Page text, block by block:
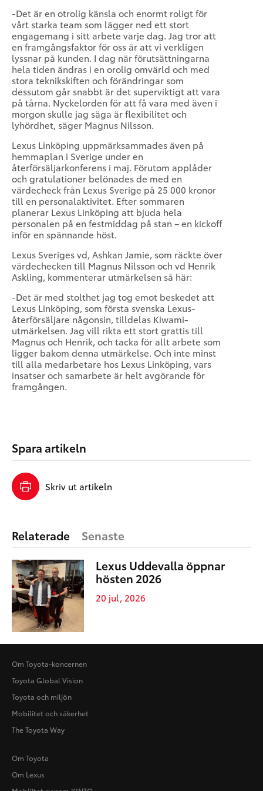
-Det är en otrolig känsla och enormt roligt för
vårt starka team som lägger ned ett stort
engagemang i sitt arbete varje dag. Jag tror att
en framgångsfaktor för oss är att vi verkligen
lyssnar på kunden. I dag när förutsättningarna
hela tiden ändras i en orolig omvärld och med
stora teknikskiften och förändringar som
dessutom går snabbt är det superviktigt att vara
på tårna. Nyckelorden för att få vara med även i
morgon skulle jag säga är flexibilitet och
lyhördhet, säger Magnus Nilsson.
Lexus Linköping uppmärksammades även på
hemmaplan i Sverige under en
återförsäljarkonferens i maj. Förutom applåder
och gratulationer belönades de med en
värdecheck från Lexus Sverige på 25 000 kronor
till en personalaktivitet. Efter sommaren
planerar Lexus Linköping att bjuda hela
personalen på en festmiddag på stan – en kickoff
inför en spännande höst.
Lexus Sveriges vd, Ashkan Jamie, som räckte över
värdechecken till Magnus Nilsson och vd Henrik
Askling, kommenterar utmärkelsen så här:
-Det är med stolthet jag tog emot beskedet att
Lexus Linköping, som första svenska Lexus-
återförsäljare någonsin, tilldelas Kiwami-
utmärkelsen. Jag vill rikta ett stort grattis till
Magnus och Henrik, och tacka för allt arbete som
ligger bakom denna utmärkelse. Och inte minst
till alla medarbetare hos Lexus Linköping, vars
insatser och samarbete är helt avgörande för
framgången.
Spara artikeln
Skriv ut artikeln
Relaterade
Senaste
Lexus Uddevalla öppnar
hösten 2026
20 jul, 2026
Om Toyota-koncernen
Toyota Global Vision
Toyota och miljön
Mobilitet och säkerhet
The Toyota Way
Om Toyota
Om Lexus